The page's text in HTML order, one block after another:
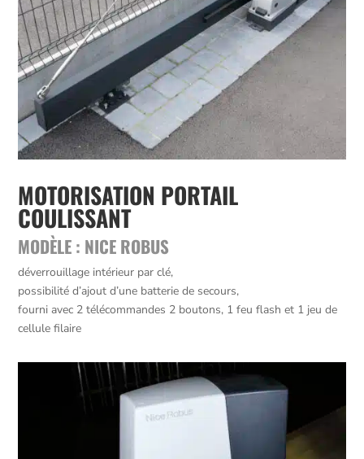
MOTORISATION PORTAIL
COULISSANT
MODÈLE : NICE ROBUS
déverrouillage intérieur par clé,
possibilité d’ajout d’une batterie de secours,
fourni avec 2 télécommandes 2 boutons, 1 feu flash et 1 jeu de
cellule filaire